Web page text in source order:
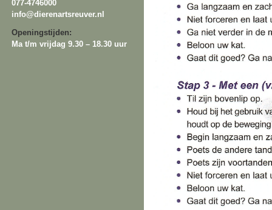
077-4746000
info@dierenartsreuver.nl
Openingstijden:
Ma t/m vrijdag 9.30 – 18.30 uur